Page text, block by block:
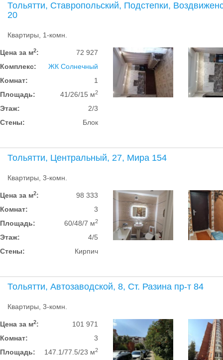
Тольятти, Ставропольский, Подстепки,
20
Квартиры, 1-комн.
Цена за м2:
72 927
Комплекс:
ЖК Солнечный
Комнат:
1
Площадь:
41/26/15 м2
Этаж:
2/3
Стены:
Блок
Тольятти, Центральный, 27, Мира 154
Квартиры, 3-комн.
Цена за м2:
98 333
Комнат:
3
Площадь:
60/48/7 м2
Этаж:
4/5
Стены:
Кирпич
Тольятти, Автозаводской, 8, Ст. Разина пр-т 84
Квартиры, 3-комн.
Цена за м2:
101 971
Комнат:
3
Площадь:
147.1/77.5/23 м2